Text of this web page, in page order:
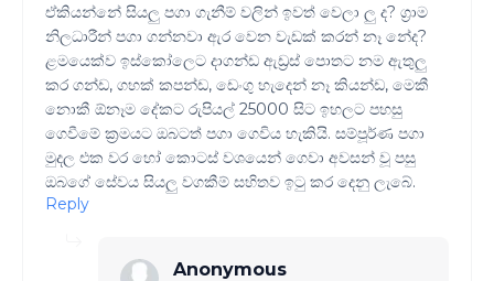
ඒකියන්නේ සියලු පගා ගැනීම් වලින් ඉවත් වෙලා ලු ද? ග්‍රාම
නිලධාරීන් පගා ගන්නවා ඇර වෙන වැඩක් කරන් නෑ නේද?
ළමයෙක්ව ඉස්කෝලෙට දාගන්ඩ ඇඩ්‍රස් පොතට නම ඇතුලු
කර ගන්ඩ, ගහක් කපන්ඩ, ඩෙංගු හැදෙන් නෑ කියන්ඩ, මෙකී
නොකී ඕනෑම දේකට රුපියල් 25000 සිට ඉහලට පහසු
ගෙවීමේ ක්‍රමයට ඔබටත් පගා ගෙවිය හැකියි. සම්පූර්ණ පගා
මුදල එක වර හෝ කොටස් වශයෙන් ගෙවා අවසන් වූ පසු
ඔබගේ සේවය සියලු වගකීම් සහිතව ඉටු කර දෙනු ලැබේ.
Reply
Anonymous